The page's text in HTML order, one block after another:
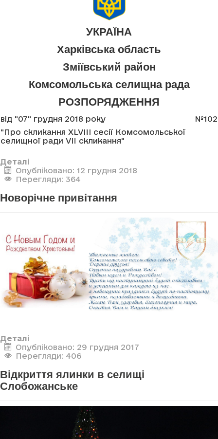
УКРАЇНА
Харківська область
Зміївський район
Комсомольська селищна рада
РОЗПОРЯДЖЕННЯ
від "07" грудня 2018 року
"Про скликання XLVIII сесії Комсомольської
селищної ради VII скликання"
№102
Деталі
Опубліковано: 12 грудня 2018
Перегляди: 364
Новорічне привітання
Деталі
Опубліковано: 29 грудня 2017
Перегляди: 406
Відкриття ялинки в селищі
Слобожанське